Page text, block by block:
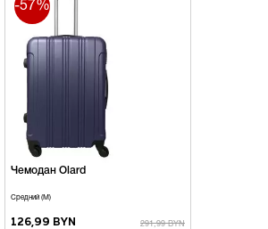
Чемодан Olard
Средний (М)
126,99 BYN 291,99 BYN
-57%